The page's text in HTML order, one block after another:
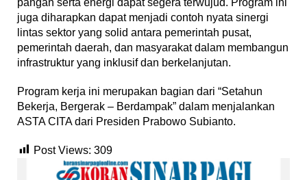
juga diharapkan dapat menjadi contoh nyata sinergi
lintas sektor yang solid antara pemerintah pusat,
pemerintah daerah, dan masyarakat dalam membangun
infrastruktur yang inklusif dan berkelanjutan.
Program kerja ini merupakan bagian dari “Setahun
Bekerja, Bergerak – Berdampak” dalam menjalankan
ASTA CITA dari Presiden Prabowo Subianto.
Post Views: 309